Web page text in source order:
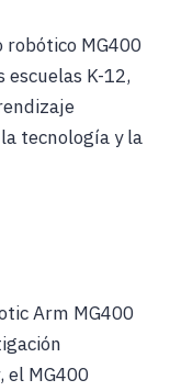
robótico MG400
escuelas K-12,
tecnología y la
Arm MG400
el MG400